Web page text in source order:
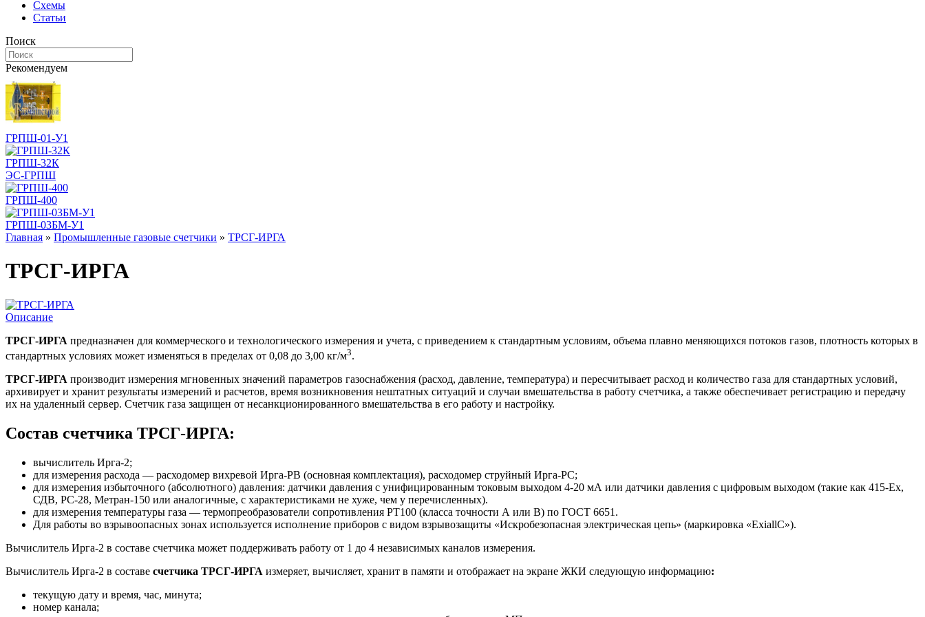
Схемы
Статьи
Поиск
Рекомендуем
ГРПШ-01-У1
ГРПШ-32К
ЭС-ГРПШ
ГРПШ-400
ГРПШ-03БМ-У1
Главная » Промышленные газовые счетчики » ТРСГ-ИРГА
ТРСГ-ИРГА
Описание
ТРСГ-ИРГА предназначен для коммерческого и технологического измерения и учета, с приведением к стандартным условиям, объема плавно меняющихся потоков газов, плотность которых в
стандартных условиях может изменяться в пределах от 0,08 до 3,00 кг/м3.
ТРСГ-ИРГА производит измерения мгновенных значений параметров газоснабжения (расход, давление, температура) и пересчитывает расход и количество газа для стандартных условий,
архивирует и хранит результаты измерений и расчетов, время возникновения нештатных ситуаций и случаи вмешательства в работу счетчика, а также обеспечивает регистрацию и передачу
их на удаленный сервер. Счетчик газа защищен от несанкционированного вмешательства в его работу и настройку.
Состав счетчика ТРСГ-ИРГА:
вычислитель Ирга-2;
для измерения расхода — расходомер вихревой Ирга-РВ (основная комплектация), расходомер струйный Ирга-РС;
для измерения избыточного (абсолютного) давления: датчики давления с унифицированным токовым выходом 4-20 мА или датчики давления с цифровым выходом (такие как 415-Ех,
СДВ, РС-28, Метран-150 или аналогичные, с характеристиками не хуже, чем у перечисленных).
для измерения температуры газа — термопреобразователи сопротивления PT100 (класса точности А или В) по ГОСТ 6651.
Для работы во взрывоопасных зонах используется исполнение приборов с видом взрывозащиты «Искробезопасная электрическая цепь» (маркировка «ExiallC»).
Вычислитель Ирга-2 в составе счетчика может поддерживать работу от 1 до 4 независимых каналов измерения.
Вычислитель Ирга-2 в составе счетчика ТРСГ-ИРГА измеряет, вычисляет, хранит в памяти и отображает на экране ЖКИ следующую информацию:
текущую дату и время, час, минута;
номер канала;